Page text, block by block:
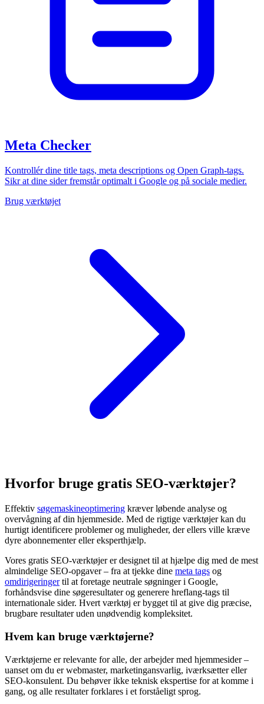
Meta Checker
Kontrollér dine title tags, meta descriptions og Open Graph-tags.
Sikr at dine sider fremstår optimalt i Google og på sociale medier.
Brug værktøjet
Hvorfor bruge gratis SEO-værktøjer?
Effektiv søgemaskineoptimering kræver løbende analyse og
overvågning af din hjemmeside. Med de rigtige værktøjer kan du
hurtigt identificere problemer og muligheder, der ellers ville kræve
dyre abonnementer eller eksperthjælp.
Vores gratis SEO-værktøjer er designet til at hjælpe dig med de mest
almindelige SEO-opgaver – fra at tjekke dine meta tags og
omdirigeringertil at foretage neutrale søgninger i Google,
forhåndsvise dine søgeresultater og generere hreflang-tags til
internationale sider. Hvert værktøj er bygget til at give dig præcise,
brugbare resultater uden unødvendig kompleksitet.
Hvem kan bruge værktøjerne?
Værktøjerne er relevante for alle, der arbejder med hjemmesider –
uanset om du er webmaster, marketingansvarlig, iværksætter eller
SEO-konsulent. Du behøver ikke teknisk ekspertise for at komme i
gang, og alle resultater forklares i et forståeligt sprog.